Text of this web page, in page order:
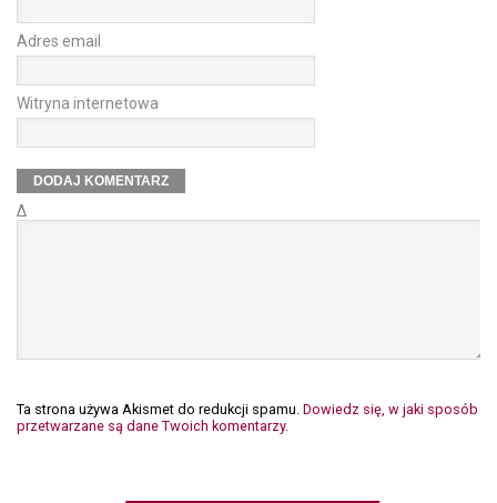
Adres email
Witryna internetowa
Δ
Ta strona używa Akismet do redukcji spamu. Dowiedz się, w jaki sposób
przetwarzane są dane Twoich komentarzy.